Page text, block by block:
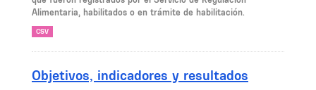
Alimentaria, habilitados o en trámite de habilitación.
CSV
Objetivos, indicadores y resultados